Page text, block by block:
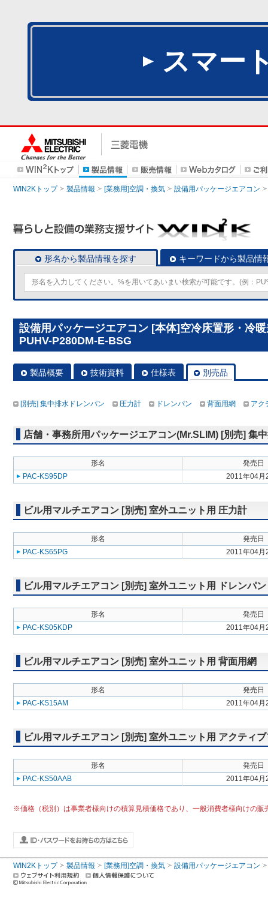
スマー
WIN2Kトップ 製品情報 [業務用]空調・換気 設備用パッケージエアコン
形名から製品情報を探す キーワードから製品情
設備用パッケージエアコン [本体]空冷床置形・冷
PUHV-P280DM-E-BSG
製品概要 技術資料 仕様表 別売品
[別売] 集中排水ドレンパン 圧力計 ドレンパン 背面用網 アク
店舗・事務所用パッケージエアコン(Mr.SLIM) [別売] 集
形名
発売日
PAC-KS95DP
2011年04月
ビル用マルチエアコン [別売] 室外ユニット用 圧力計
形名
発売日
PAC-KS65PG
2011年04月
ビル用マルチエアコン [別売] 室外ユニット用 ドレンパン
形名
発売日
PAC-KS05KDP
2011年04月
ビル用マルチエアコン [別売] 室外ユニット用 背面用網
形名
発売日
PAC-KS15AM
2011年04月
ビル用マルチエアコン [別売] 室外ユニット用 アクティ
形名
発売日
PAC-KS50AAB
2011年04月
※価格（税別）は事業者様向けの積算見積価格であり、一般消費者様向けの販
WIN2Kトップ 製品情報 [業務用]空調・換気 設備用パッケージエアコン